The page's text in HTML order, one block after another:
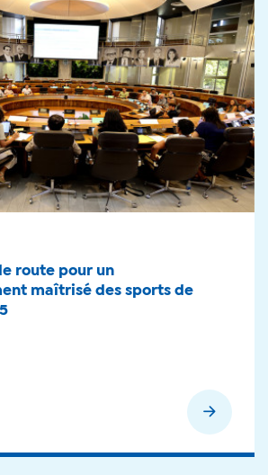
route pour un
maîtrisé des sports de